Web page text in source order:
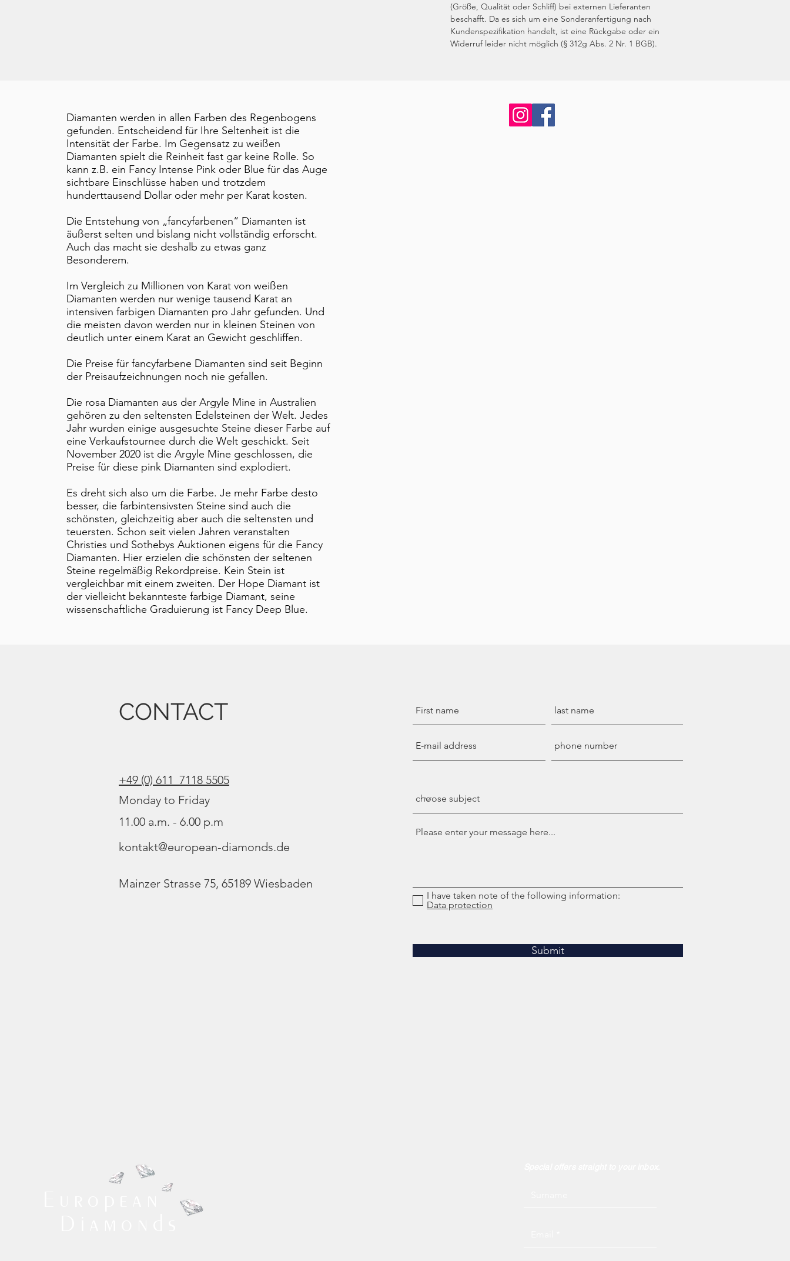
(Größe, Qualität oder Schliff) bei externen Lieferanten
beschafft. Da es sich um eine Sonderanfertigung nach
Kundenspezifikation handelt, ist eine Rückgabe oder ein
Widerruf leider nicht möglich (§ 312g Abs. 2 Nr. 1 BGB).
Diamanten werden in allen Farben des Regenbogens
gefunden. Entscheidend für Ihre Seltenheit ist die
Intensität der Farbe. Im Gegensatz zu weißen
Diamanten spielt die Reinheit fast gar keine Rolle. So
kann z.B. ein Fancy Intense Pink oder Blue für das Auge
sichtbare Einschlüsse haben und trotzdem
hunderttausend Dollar oder mehr per Karat kosten.
​Die Entstehung von „fancyfarbenen“ Diamanten ist
äußerst selten und bislang nicht vollständig erforscht.
Auch das macht sie deshalb zu etwas ganz
Besonderem.
Im Vergleich zu Millionen von Karat von weißen
Diamanten werden nur wenige tausend Karat an
intensiven farbigen Diamanten pro Jahr gefunden. Und
die meisten davon werden nur in kleinen Steinen von
deutlich unter einem Karat an Gewicht geschliffen.
Die Preise für fancyfarbene Diamanten sind seit Beginn
der Preisaufzeichnungen noch nie gefallen.
​Die rosa Diamanten aus der Argyle Mine in Australien
gehören zu den seltensten Edelsteinen der Welt. Jedes
Jahr wurden einige ausgesuchte Steine dieser Farbe auf
eine Verkaufstournee durch die Welt geschickt. Seit
November 2020 ist die Argyle Mine geschlossen, die
Preise für diese pink Diamanten sind explodiert.
​Es dreht sich also um die Farbe. Je mehr Farbe desto
besser, die farbintensivsten Steine sind auch die
schönsten, gleichzeitig aber auch die seltensten und
teuersten. Schon seit vielen Jahren veranstalten
Christies und Sothebys Auktionen eigens für die Fancy
Diamanten. Hier erzielen die schönsten der seltenen
Steine regelmäßig Rekordpreise. Kein Stein ist
vergleichbar mit einem zweiten. Der Hope Diamant ist
der vielleicht bekannteste farbige Diamant, seine
wissenschaftliche Graduierung ist Fancy Deep Blue.
CONTACT
+49 (0) 611 7118 5505
Monday to Friday
11.00 a.m. - 6.00 p.m
kontakt@european-diamonds.de
Mainzer Strasse 75, 65189 Wiesbaden
I have taken note of the following information:
Data protection
Submit